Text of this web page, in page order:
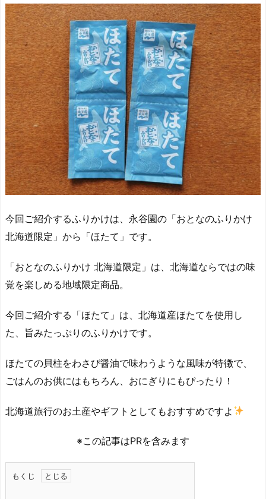
今回ご紹介するふりかけは、永谷園の「おとなのふりかけ
北海道限定」から「ほたて」です。
「おとなのふりかけ 北海道限定」は、北海道ならではの味
覚を楽しめる地域限定商品。
今回ご紹介する「ほたて」は、北海道産ほたてを使用し
た、旨みたっぷりのふりかけです。
ほたての貝柱をわさび醤油で味わうような風味が特徴で、
ごはんのお供にはもちろん、おにぎりにもぴったり！
北海道旅行のお土産やギフトとしてもおすすめですよ
※この記事はPRを含みます
もくじ